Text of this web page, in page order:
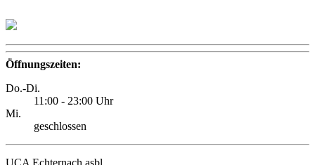
Öffnungszeiten:
Do.-Di.
11:00 - 23:00 Uhr
Mi.
geschlossen
UCA Echternach asbl